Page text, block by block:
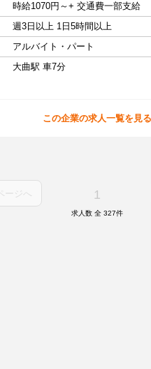
時給1070円～+ 交通費一部支給
週3日以上 1日5時間以上
アルバイト・パート
大曲駅 車7分
この企業の求人一覧を見る
ージへ 1
求人数 全 327件